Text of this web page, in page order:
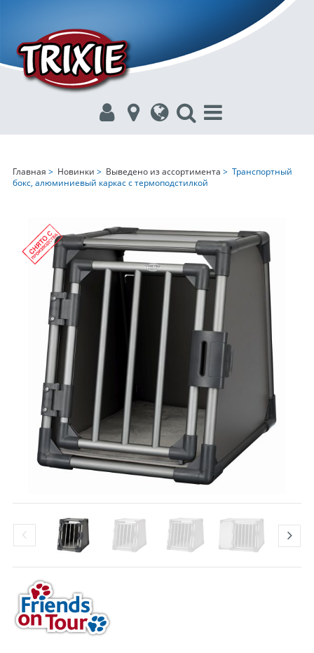
Главная > Новинки > Выведено из ассортимента > Транспортный
бокс, алюминиевый каркас с термоподстилкой